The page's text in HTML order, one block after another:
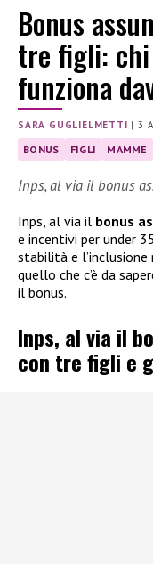
Bonus
tre figli:
funziona
SARA GUGLIELMETTI |3
BONUS FIGLI MAMME
Inps, al via il bonus
Inps, al via il bonus
e incentivi per under
stabilità e
quello che c’è da
il bonus.
Inps, al via il
con tre figli e